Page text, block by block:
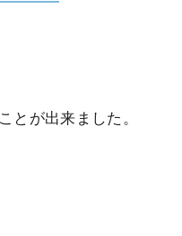
とが出来ました。